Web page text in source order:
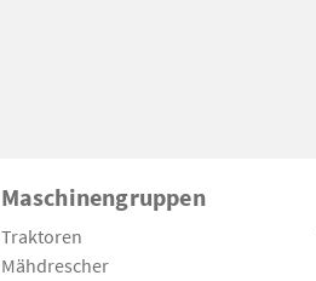
Maschinengruppen
Traktoren
Mähdrescher